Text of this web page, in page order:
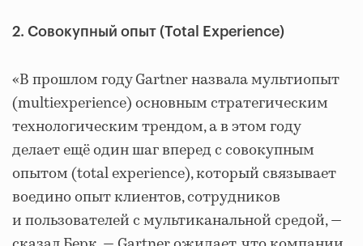
2. Совокупный опыт (Total Experience)
«В прошлом году Gartner назвала мультиопыт
(multiexperience) основным стратегическим
технологическим трендом, а в этом году
делает ещё один шаг вперед с совокупным
опытом (total experience), который связывает
воедино опыт клиентов, сотрудников
и пользователей с мультиканальной средой, —